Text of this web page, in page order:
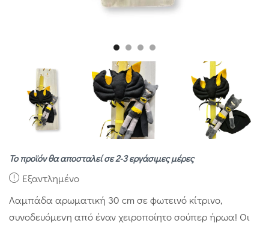
Το προϊόν θα αποσταλεί σε 2-3 εργάσιμες μέρες
Εξαντλημένο
Λαμπάδα αρωματική 30 cm σε φωτεινό κίτρινο,
συνοδευόμενη από έναν χειροποίητο σούπερ ήρωα! Οι